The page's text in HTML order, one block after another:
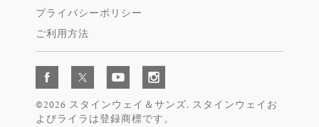
プライバシーポリシー
ご利用方法
©2026 スタインウェイ＆サンズ. スタインウェイお
よびライラは登録商標です。